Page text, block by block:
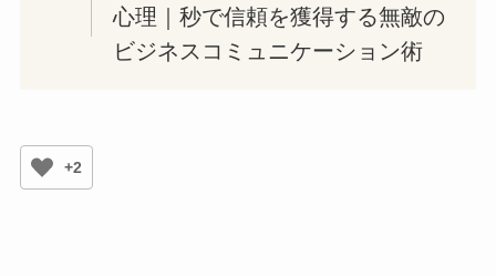
心理｜秒で信頼を獲得する無敵の
ビジネスコミュニケーション術
+2